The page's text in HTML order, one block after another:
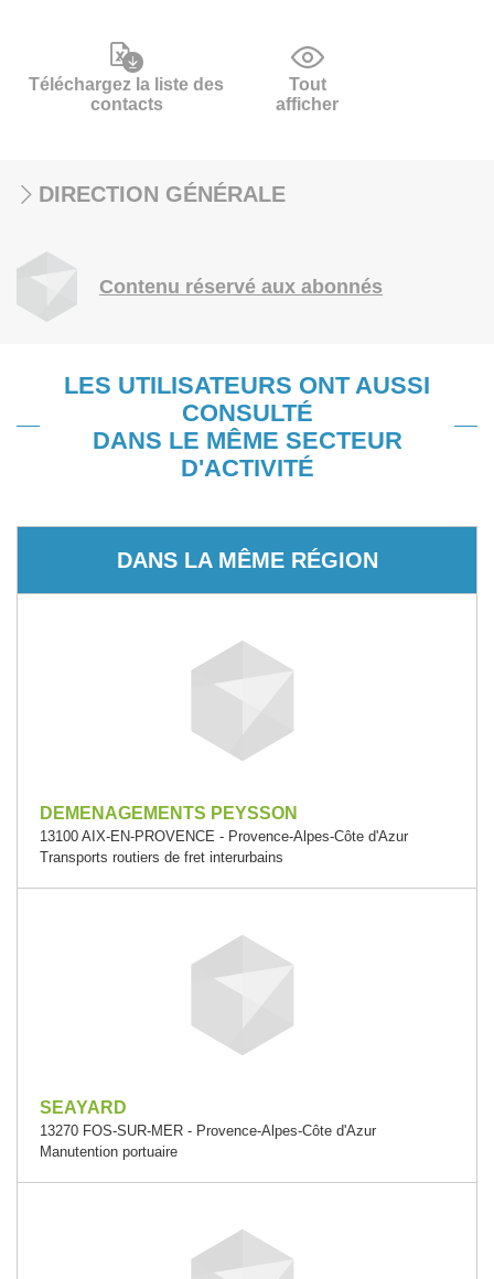
Téléchargez la liste des
contacts
Tout
afficher
DIRECTION GÉNÉRALE
Contenu réservé aux abonnés
LES UTILISATEURS ONT AUSSI
CONSULTÉ
DANS LE MÊME SECTEUR
D'ACTIVITÉ
DANS LA MÊME RÉGION
DEMENAGEMENTS PEYSSON
13100 AIX-EN-PROVENCE - Provence-Alpes-Côte d'Azur
Transports routiers de fret interurbains
SEAYARD
13270 FOS-SUR-MER - Provence-Alpes-Côte d'Azur
Manutention portuaire